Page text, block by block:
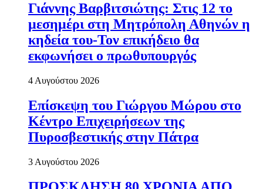
Γιάννης Βαρβιτσιώτης: Στις 12 το
μεσημέρι στη Μητρόπολη Αθηνών η
κηδεία του-Τον επικήδειο θα
εκφωνήσει ο πρωθυπουργός
4 Αυγούστου 2026
Επίσκεψη του Γιώργου Μώρου στο
Κέντρο Επιχειρήσεων της
Πυροσβεστικής στην Πάτρα
3 Αυγούστου 2026